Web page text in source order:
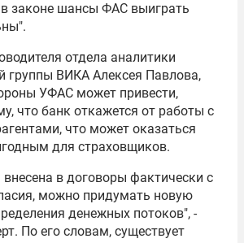
законе шансы ФАС выиграть
отдела аналитики
группы ВИКА Алексея Павлова,
УФАС может привести,
что банк откажется от работы с
что может оказаться
для страховщиков.
в договоры фактически с
можно придумать новую
денежных потоков", -
По его словам, существует